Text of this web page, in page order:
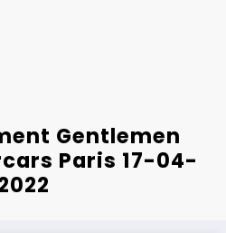
Gentlemen
Paris 17-04-